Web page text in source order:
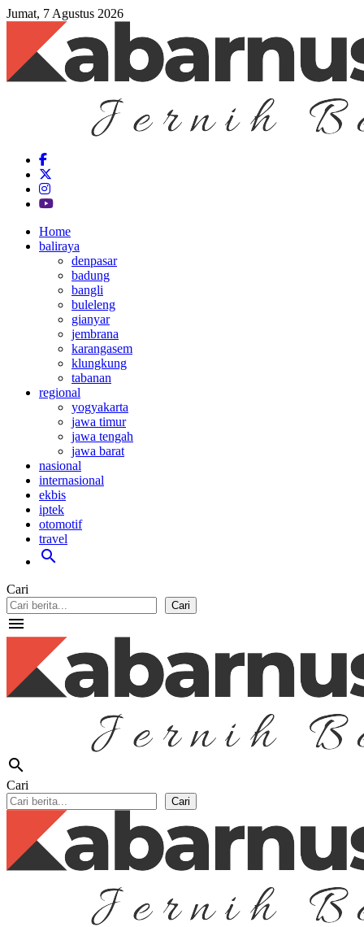
Jumat, 7 Agustus 2026
Home
baliraya
denpasar
badung
bangli
buleleng
gianyar
jembrana
karangasem
klungkung
tabanan
regional
yogyakarta
jawa timur
jawa tengah
jawa barat
nasional
internasional
ekbis
iptek
otomotif
travel
search
Cari
Cari
menu
search
Cari
Cari